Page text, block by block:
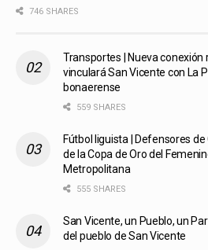
746 SHARES
Transportes | Nueva conexión
vinculará San Vicente con La
bonaerense
559 SHARES
Fútbol liguista | Defensores
de la Copa de Oro del
Metropolitana
555 SHARES
San Vicente, un Pueblo, un
del pueblo de San Vicente